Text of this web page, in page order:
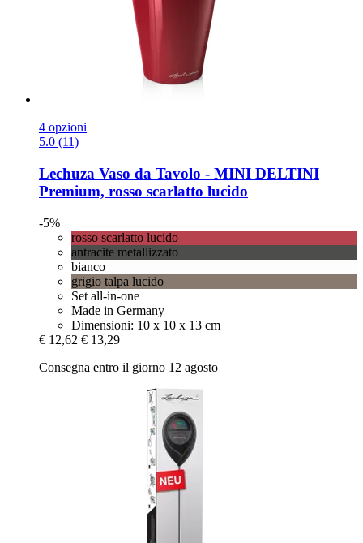
4 opzioni
5.0 (11)
Lechuza Vaso da Tavolo -​ MINI DELTINI
Premium, rosso scarlatto lucido
-5%
rosso scarlatto lucido
antracite metallizzato
bianco
grigio talpa lucido
Set all-in-one
Made in Germany
Dimensioni: 10 x 10 x 13 cm
€ 12,62 € 13,29
Consegna entro il giorno 12 agosto